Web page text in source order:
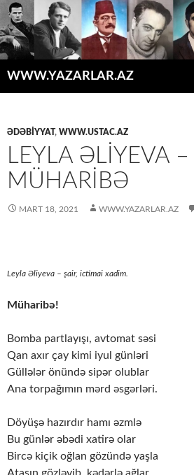
WWW.YAZARLAR.AZ
ƏDƏBİYYAT , WWW.USTAC.AZ
LEYLA ƏLİYEVA –
MÜHARİBƏ
MART 18, 2021 WWW.YAZARLAR.AZ
Leyla Əliyeva – şair, ictimai xadim.
Müharibə!
Bomba partlayışı, avtomat səsi
Qan axır çay kimi iyul günləri
Güllələr önündə sipər olublar
Ana torpağımın mərd əsgərləri.
Döyüşə hazırdır hamı əzmlə
Bu günlər əbədi xatirə olar
Bircə kiçik oğlan gözündə yaşla